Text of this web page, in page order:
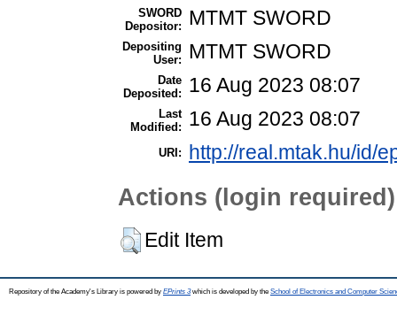
SWORD
Depositor:
MTMT SWORD
Depositing
User:
MTMT SWORD
Date
Deposited:
16 Aug 2023 08:07
Last
Modified:
16 Aug 2023 08:07
URI: http://real.mtak.hu/id/
Actions (login required)
Edit Item
Repository of the Academy's Library is powered by EPrints 3which is developed by the School of Electronics and Computer